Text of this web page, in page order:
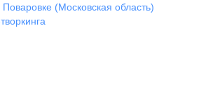
(Московская область)